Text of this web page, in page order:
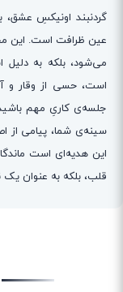
گردنبند اونیکسِ عشق،
عین ظرافت است. این
می‌شود، بلکه به دلیل
است، حسی از وقار و
جلسه‌ی کاریِ مهم
سینه‌ی شما، پیامی از
این هدیه‌ای است
قلب، بلکه به عنوان یک